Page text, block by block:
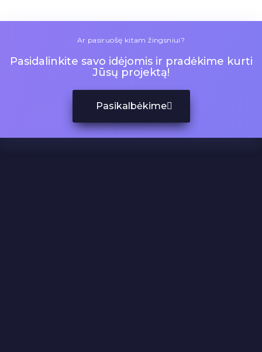
Ar pasiruošę kitam žingsniui?
Pasidalinkite savo idėjomis ir pradėkime kurti
Jūsų projektą!
Pasikalbėkime